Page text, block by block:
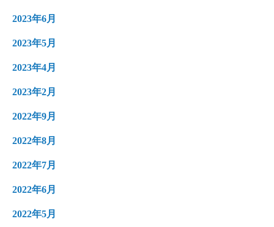
2023年6月
2023年5月
2023年4月
2023年2月
2022年9月
2022年8月
2022年7月
2022年6月
2022年5月